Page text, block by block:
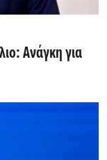
Ανάγκη για